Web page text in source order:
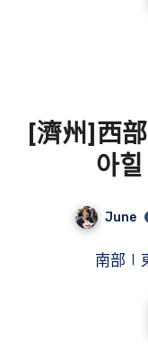
[濟州]西
아
June
南部